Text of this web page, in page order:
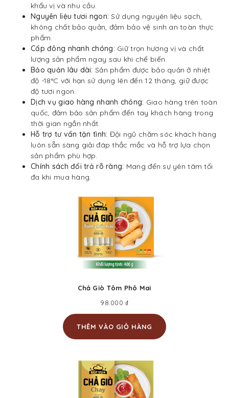
khẩu vị và nhu cầu.
Nguyên liệu tươi ngon: Sử dụng nguyên liệu sạch,
không chất bảo quản, đảm bảo vệ sinh an toàn thực
phẩm.
Cấp đông nhanh chóng: Giữ trọn hương vị và chất
lượng sản phẩm ngay sau khi chế biến.
Bảo quản lâu dài: Sản phẩm được bảo quản ở nhiệt
độ -18°C với hạn sử dụng lên đến 12 tháng, giữ được
độ tươi ngon.
Dịch vụ giao hàng nhanh chóng: Giao hàng trên toàn
quốc, đảm bảo sản phẩm đến tay khách hàng trong
thời gian ngắn nhất.
Hỗ trợ tư vấn tận tình: Đội ngũ chăm sóc khách hàng
luôn sẵn sàng giải đáp thắc mắc và hỗ trợ lựa chọn
sản phẩm phù hợp.
Chính sách đổi trả rõ ràng: Mang đến sự yên tâm tối
đa khi mua hàng.
Chả Giò Tôm Phô Mai
98.000₫
THÊM VÀO GIỎ HÀNG